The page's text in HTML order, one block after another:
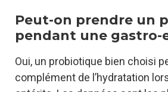
Peut-on prendre un
pendant une gastro-
Oui, un probiotique bien choisi
complément de l’hydratation